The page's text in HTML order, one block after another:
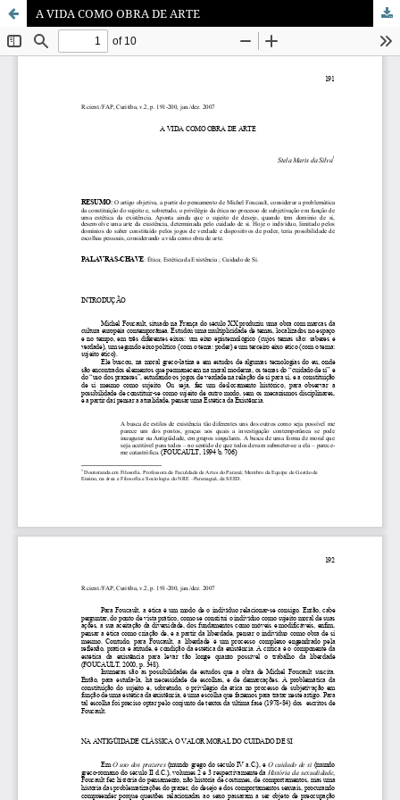
A VIDA COMO OBRA DE ARTE